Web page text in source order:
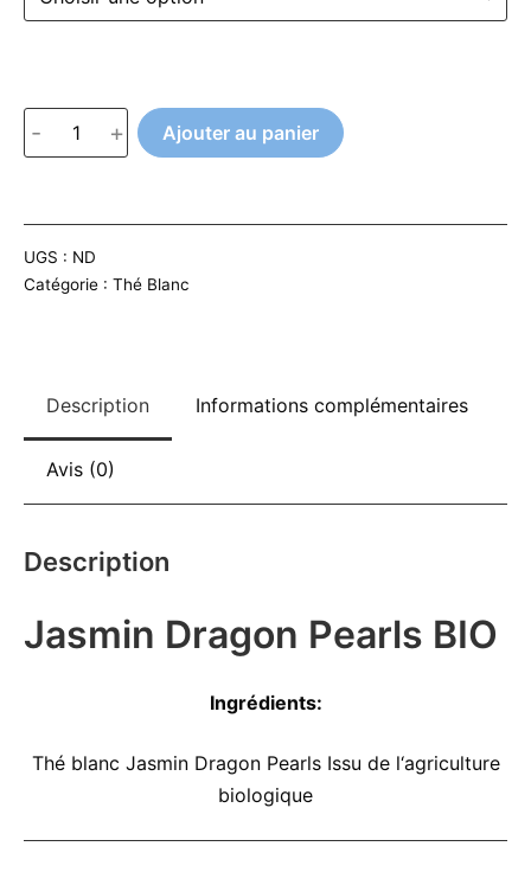
quantité
de
Dragon
Pearls
BIO
- + Ajouter au panier
UGS : ND
Catégorie : Thé Blanc
Description Informations complémentaires
Avis (0)
Description
Jasmin Dragon Pearls BIO
Ingrédients:
Thé blanc Jasmin Dragon Pearls Issu de l‘agriculture
biologique